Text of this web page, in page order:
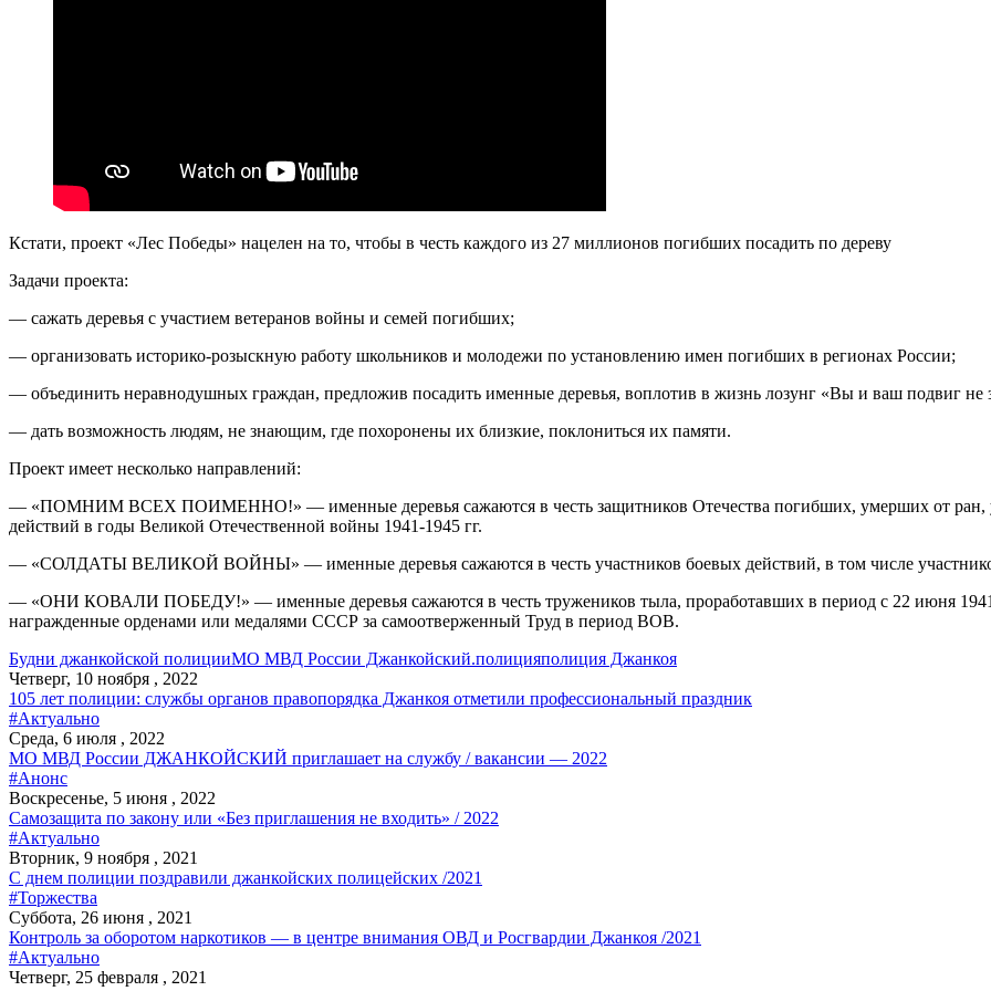
Кстати, проект «Лес Победы» нацелен на то, чтобы в честь каждого из 27 миллионов погибших посадить по дереву
Задачи проекта:
— сажать деревья с участием ветеранов войны и семей погибших;
— организовать историко-розыскную работу школьников и молодежи по установлению имен погибших в регионах России;
— объединить неравнодушных граждан, предложив посадить именные деревья, воплотив в жизнь лозунг «Вы и ваш подвиг не
— дать возможность людям, не знающим, где похоронены их близкие, поклониться их памяти.
Проект имеет несколько направлений:
— «ПОМНИМ ВСЕХ ПОИМЕННО!» — именные деревья сажаются в честь защитников Отечества погибших, умерших от ран,
действий в годы Великой Отечественной войны 1941-1945 гг.
— «СОЛДАТЫ ВЕЛИКОЙ ВОЙНЫ» — именные деревья сажаются в честь участников боевых действий, в том числе
— «ОНИ КОВАЛИ ПОБЕДУ!» — именные деревья сажаются в честь тружеников тыла, проработавших в период с 22 июня 1941
награжденные орденами или медалями СССР за самоотверженный Труд в период ВОВ.
Будни джанкойской полицииМО МВД России Джанкойский.полицияполиция Джанкоя
Четверг, 10 ноября , 2022
105 лет полиции: службы органов правопорядка Джанкоя отметили профессиональный праздник
#Актуально
Среда, 6 июля , 2022
МО МВД России ДЖАНКОЙСКИЙ приглашает на службу / вакансии — 2022
#Анонс
Воскресенье, 5 июня , 2022
Самозащита по закону или «Без приглашения не входить» / 2022
#Актуально
Вторник, 9 ноября , 2021
С днем полиции поздравили джанкойских полицейских /2021
#Торжества
Суббота, 26 июня , 2021
Контроль за оборотом наркотиков — в центре внимания ОВД и Росгвардии Джанкоя /2021
#Актуально
Четверг, 25 февраля , 2021